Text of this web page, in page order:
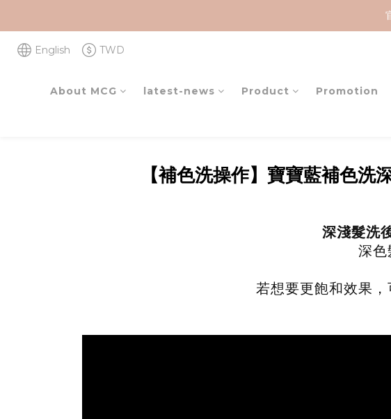
English TWD
About MCG latest-news Product Promotion
【補色洗操作】寶寶藍補色洗
深淺髮洗
深
若想要更飽和效果